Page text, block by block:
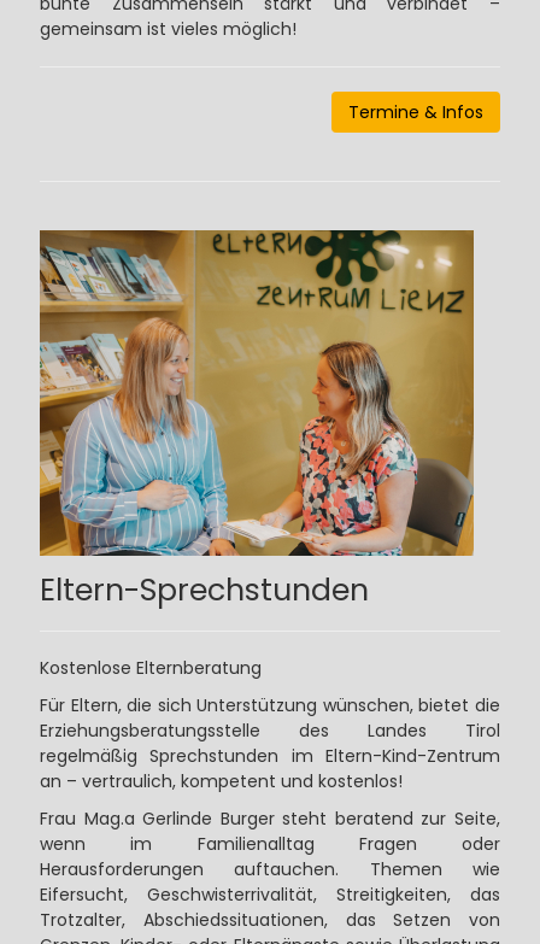
gemeinsam ist vieles möglich!
Termine & Infos
Eltern-Sprechstunden
Kostenlose Elternberatung
Für Eltern, die sich Unterstützung wünschen, bietet die
Erziehungsberatungsstelle des Landes Tirol
regelmäßig Sprechstunden im Eltern-Kind-Zentrum
an – vertraulich, kompetent und kostenlos!
Frau Mag.a Gerlinde Burger steht beratend zur Seite,
wenn im Familienalltag Fragen oder
Herausforderungen auftauchen. Themen wie
Eifersucht, Geschwisterrivalität, Streitigkeiten, das
Trotzalter, Abschiedssituationen, das Setzen von